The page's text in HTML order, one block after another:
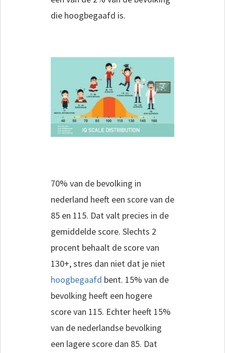
die hoogbegaafd is.
70% van de bevolking in
nederland heeft een score van de
85 en 115. Dat valt precies in de
gemiddelde score. Slechts 2
procent behaalt de score van
130+, stres dan niet dat je niet
hoogbegaafd bent. 15% van de
bevolking heeft een hogere
score van 115. Echter heeft 15%
van de nederlandse bevolking
een lagere score dan 85. Dat